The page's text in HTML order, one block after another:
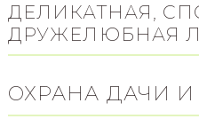
ДЕЛИКАТНАЯ,
ДРУЖЕЛЮБНАЯ
ОХРАНА ДАЧИ